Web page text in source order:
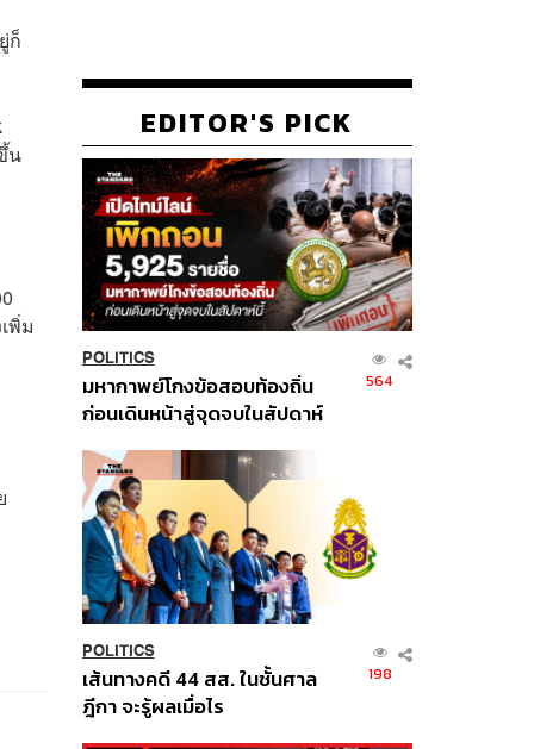
ก็
น
พิ่ม
EDITOR'S PICK
POLITICS
มหากาพย์โกงข้อสอบท้องถิ่น
ก่อนเดินหน้าสู่จุดจบในสัปดาห์
564
POLITICS
เส้นทางคดี 44 สส. ในชั้นศาล
ฎีกา จะรู้ผลเมื่อไร
198